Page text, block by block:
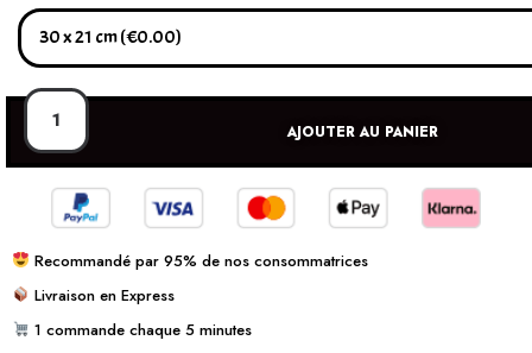
AJOUTER AU PANIER
Recommandé par 95% de nos consommatrices
Livraison en Express
1 commande chaque 5 minutes